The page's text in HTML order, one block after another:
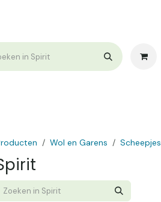
Wol en Garens Scheepjes